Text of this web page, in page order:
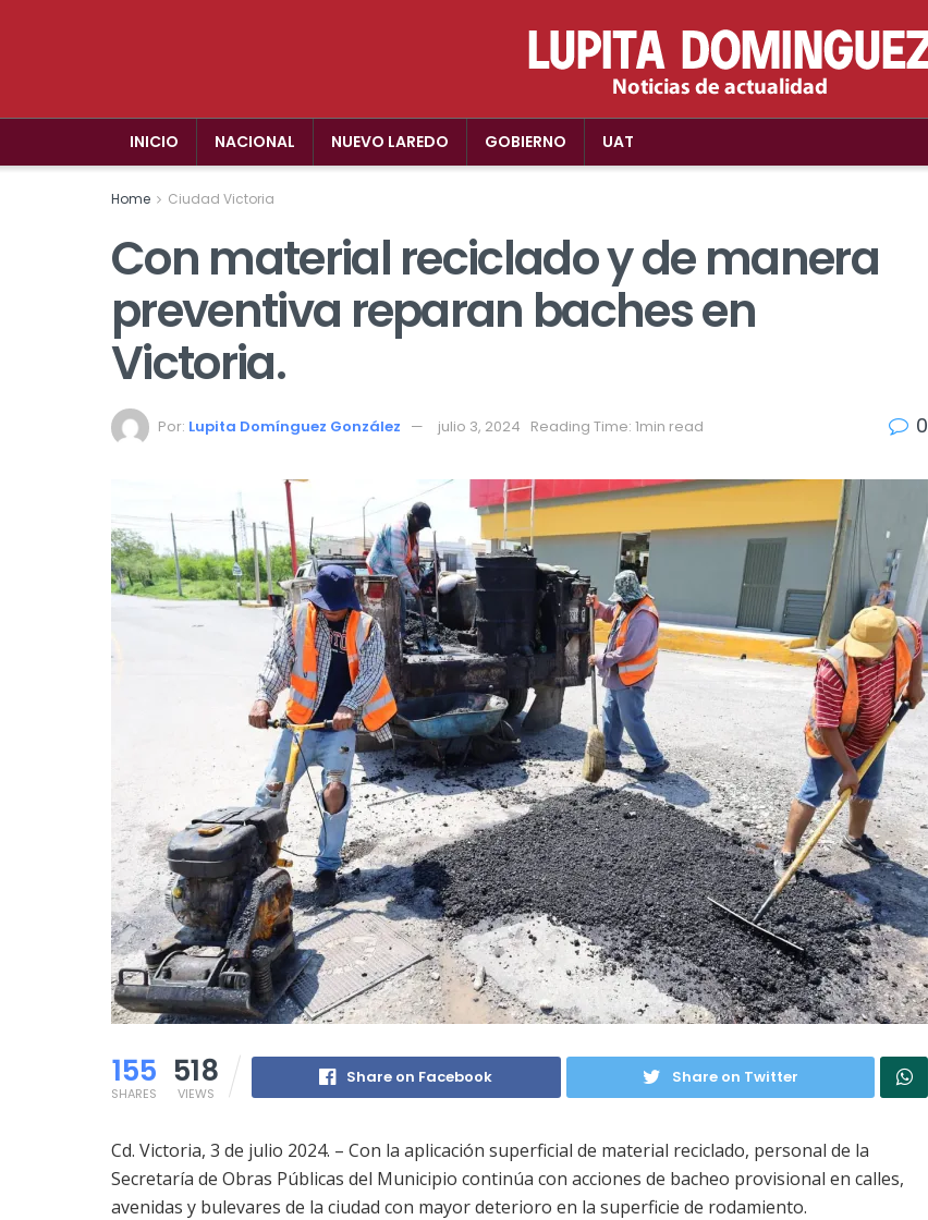
INICIO NACIONAL NUEVO LAREDO GOBIERNO UAT
Home Ciudad Victoria
Con material reciclado y de manera
preventiva reparan baches en
Victoria.
Por: Lupita Domínguez González julio 3, 2024 Reading Time: 1min read 0
155
SHARES
518
VIEWS
Share on Facebook Share on Twitter
Cd. Victoria, 3 de julio 2024. – Con la aplicación superficial de material reciclado, personal de la
Secretaría de Obras Públicas del Municipio continúa con acciones de bacheo provisional en calles,
avenidas y bulevares de la ciudad con mayor deterioro en la superficie de rodamiento.